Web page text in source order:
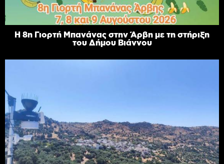
Η 8η Γιορτή Μπανάνας στην Άρβη με τη στήριξη
του Δήμου Βιάννου